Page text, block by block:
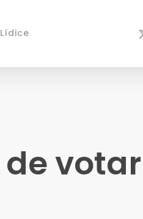
x-
votar